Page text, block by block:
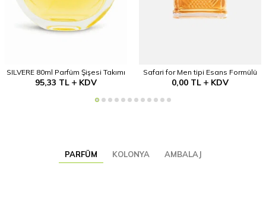
SILVERE 80ml Parfüm Şişesi Takımı
95,33 TL KDV
Safari for Men tipi Esans Formülü
0,00 TL KDV
PARFÜM KOLONYA AMBALAJ